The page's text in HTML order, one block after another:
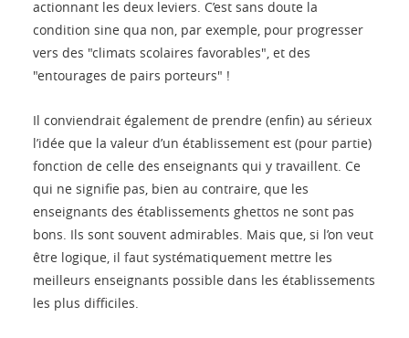
actionnant les deux leviers. C’est sans doute la
condition sine qua non, par exemple, pour progresser
vers des "climats scolaires favorables", et des
"entourages de pairs porteurs" !
Il conviendrait également de prendre (enfin) au sérieux
l’idée que la valeur d’un établissement est (pour partie)
fonction de celle des enseignants qui y travaillent. Ce
qui ne signifie pas, bien au contraire, que les
enseignants des établissements ghettos ne sont pas
bons. Ils sont souvent admirables. Mais que, si l’on veut
être logique, il faut systématiquement mettre les
meilleurs enseignants possible dans les établissements
les plus difficiles.